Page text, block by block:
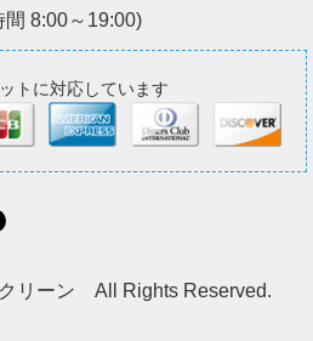
間 8:00～19:00)
トに対応しています
リーン All Rights Reserved.